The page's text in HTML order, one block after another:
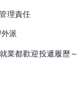
理責任
派
業都歡迎投遞履歷～